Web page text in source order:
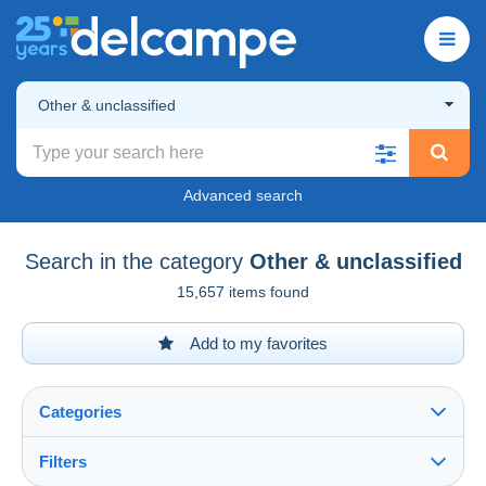
Other & unclassified
Advanced search
Search in the category Other & unclassified
15,657 items found
Add to my favorites
Categories
Filters